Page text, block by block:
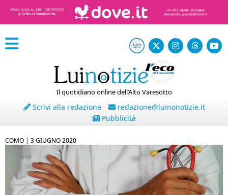
Il quotidiano online dell’Alto Varesotto
Scrivi alla redazione
redazione@luinonotizie.it
Pubblicità
COMO | 3 GIUGNO 2020